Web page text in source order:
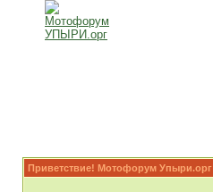
Приветствие! Мотофорум Упыри.орг